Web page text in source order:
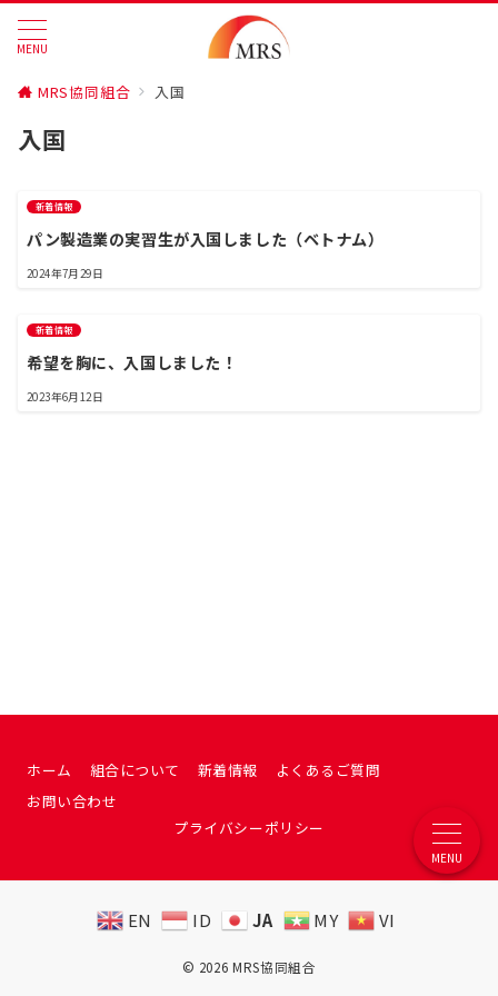
MENU
MRS協同組合 入国
入国
新着情報
パン製造業の実習生が入国しました（ベトナム）
2024年7月29日
新着情報
希望を胸に、入国しました！
2023年6月12日
ホーム 組合について 新着情報
よくあるご質問
お問い合わせ
プライバシーポリシー
EN ID JA MY VI
© 2026 MRS協同組合
MENU